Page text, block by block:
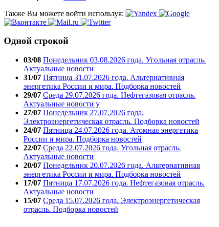
Также Вы можете войти используя:
Одной строкой
03/08 Понедельник 03.08.2026 года. Угольная отрасль.
Актуальные новости
31/07 Пятница 31.07.2026 года. Альтернативная
энергетика России и мира. Подборка новостей
29/07 Среда 29.07.2026 года. Нефтегазовая отрасль.
Актуальные новости у
27/07 Понедельник 27.07.2026 года.
Электроэнергетическая отрасль. Подборка новостей
24/07 Пятница 24.07.2026 года. Атомная энергетика
России и мира. Подборка новостей
22/07 Среда 22.07.2026 года. Угольная отрасль.
Актуальные новости
20/07 Понедельник 20.07.2026 года. Альтернативная
энергетика России и мира. Подборка новостей
17/07 Пятница 17.07.2026 года. Нефтегазовая отрасль.
Актуальные новости
15/07 Среда 15.07.2026 года. Электроэнергетическая
отрасль. Подборка новостей